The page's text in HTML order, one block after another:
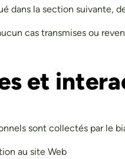
dans la section suivante,
cas transmises ou
et
sont collectés par le
au site Web